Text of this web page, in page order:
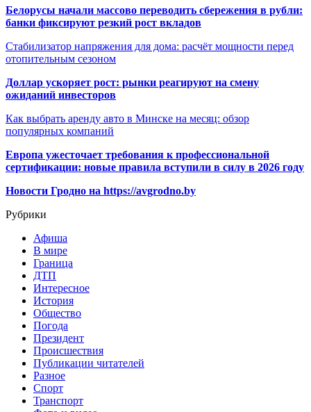
Белорусы начали массово переводить сбережения в рубли:
банки фиксируют резкий рост вкладов
Стабилизатор напряжения для дома: расчёт мощности перед
отопительным сезоном
Доллар ускоряет рост: рынки реагируют на смену
ожиданий инвесторов
Как выбрать аренду авто в Минске на месяц: обзор
популярных компаний
Европа ужесточает требования к профессиональной
сертификации: новые правила вступили в силу в 2026 году
Новости Гродно на https://avgrodno.by
Рубрики
Афиша
В мире
Граница
ДТП
Интересное
История
Общество
Погода
Президент
Происшествия
Публикации читателей
Разное
Спорт
Транспорт